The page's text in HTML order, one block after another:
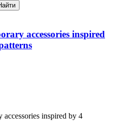
accessories inspired